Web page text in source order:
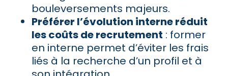
bouleversements majeurs.
Préférer l’évolution interne réduit
les coûts de recrutement : former
en interne permet d’éviter les frais
liés à la recherche d’un profil et à